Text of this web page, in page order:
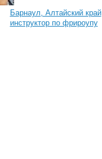
Барнаул, Алтайский край
инструктор по фрироупу